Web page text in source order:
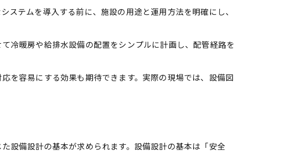
点
テムを導入する前に、施設の用途と運用方法を明確にし、
冷暖房や給排水設備の配置をシンプルに計画し、配管経路を
を容易にする効果も期待できます。実際の現場では、設備図
設備設計の基本が求められます。設備設計の基本は「安全